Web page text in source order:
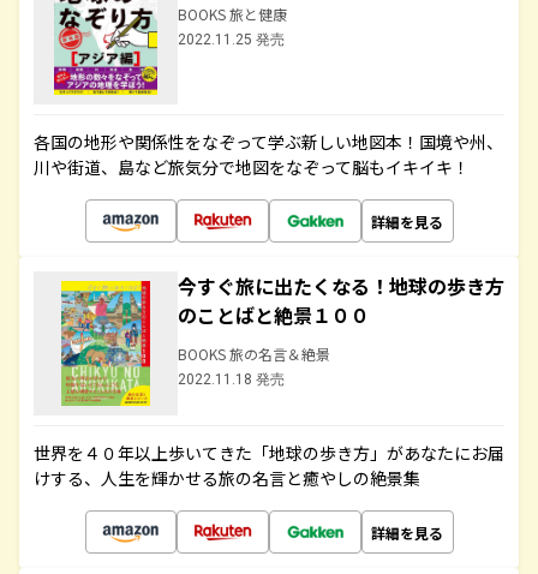
BOOKS 旅と健康
2022.11.25 発売
各国の地形や関係性をなぞって学ぶ新しい地図本！国境や州、
川や街道、島など旅気分で地図をなぞって脳もイキイキ！
詳細を見る
今すぐ旅に出たくなる！地球の歩き方
のことばと絶景１００
BOOKS 旅の名言＆絶景
2022.11.18 発売
世界を４０年以上歩いてきた「地球の歩き方」があなたにお届
けする、人生を輝かせる旅の名言と癒やしの絶景集
詳細を見る